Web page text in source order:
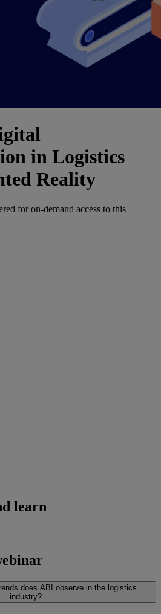
in Logistics
Reality
for on-demand access to this
learn
does ABI observe in the logistics
industry?